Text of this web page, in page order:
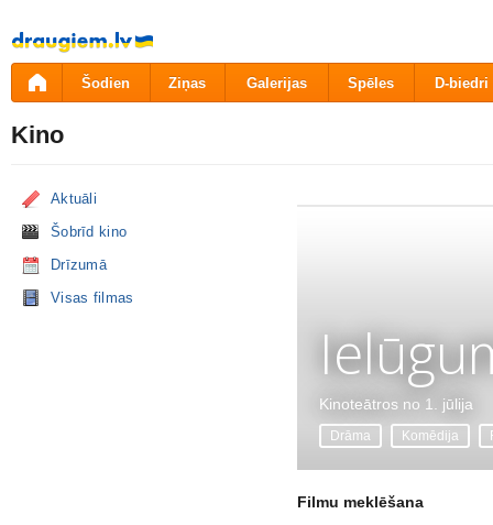
Pāriet
uz
saturu
Šodien Ziņas Galerijas Spēles D-biedri
Kino
Aktuāli
Šobrīd kino
Drīzumā
Visas filmas
Kinoteātros no 1. jūlija
Drāma Komēdija
Filmu meklēšana